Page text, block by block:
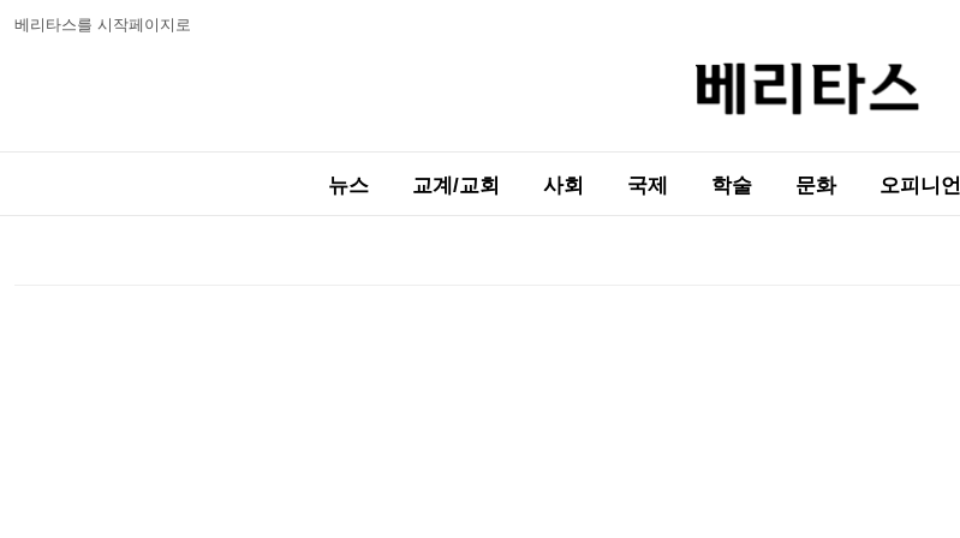
베리타스를 시작페이지로
뉴스 교계/교회 사회 국제 학술 문화 오피니언